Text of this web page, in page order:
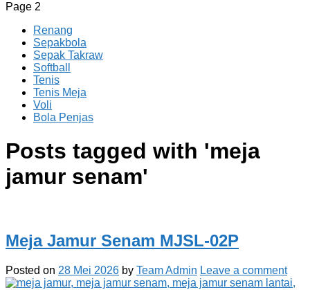
CV JAYA BERSAMA Co Id
Menyediakan Semua Perlengkapan Olahraga Yang
Page 2
Renang
Sepakbola
Sepak Takraw
Softball
Tenis
Tenis Meja
Voli
Bola Penjas
Posts tagged with 'meja
jamur senam'
Meja Jamur Senam MJSL-02P
Posted on 28 Mei 2026 by Team Admin Leave a comment